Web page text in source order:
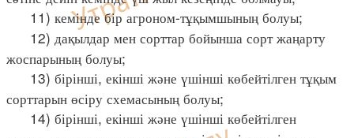
11) кемінде бір агроном-тұқымшының болуы;
12) дақылдар мен сорттар бойынша сорт жаңарту
жоспарының болуы;
13) бірінші, екінші және үшінші көбейтілген тұқым
сорттарын өсіру схемасының болуы;
14) бірінші, екінші және үшінші көбейтілген